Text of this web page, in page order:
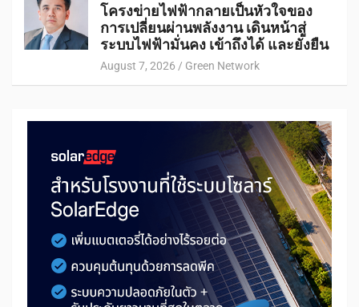
โครงข่ายไฟฟ้ากลายเป็นหัวใจของ
การเปลี่ยนผ่านพลังงาน เดินหน้าสู่
ระบบไฟฟ้ามั่นคง เข้าถึงได้ และยั่งยืน
August 7, 2026 Green Network